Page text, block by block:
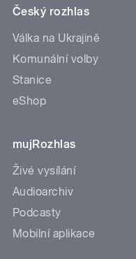
Český rozhlas
Válka na Ukrajině
Komunální volby
Stanice
eShop
mujRozhlas
Živé vysílání
Audioarchiv
Podcasty
Mobilní aplikace